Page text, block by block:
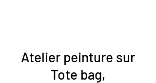
Atelier peinture sur
Tote bag,